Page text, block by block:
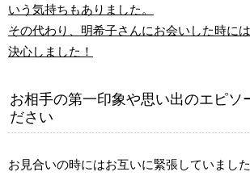
いう気持ちもありました。
その代わり、明希子さんにお会いした時に
決心しました！
お相手の第一印象や思い出のエピソ
ださい
お見合いの時にはお互いに緊張していました